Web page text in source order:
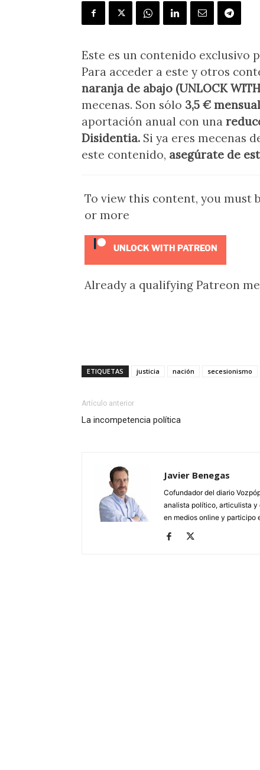
Este es un contenido exclusivo
Para acceder a este y otros
naranja de abajo (UNLOCK WITH
mecenas. Son sólo 3,5 €
aportación anual con una
Disidentia. Si ya eres mecenas
este contenido, asegúrate de
To view this content, you must
or more
UNLOCK WITH PATREON
Already a qualifying Patreon
ETIQUETAS justicia nación secesionismo
Artículo anterior
La incompetencia política
Javier Benegas
Cofundador del diario
analista político, articulista y
en medios online y participo